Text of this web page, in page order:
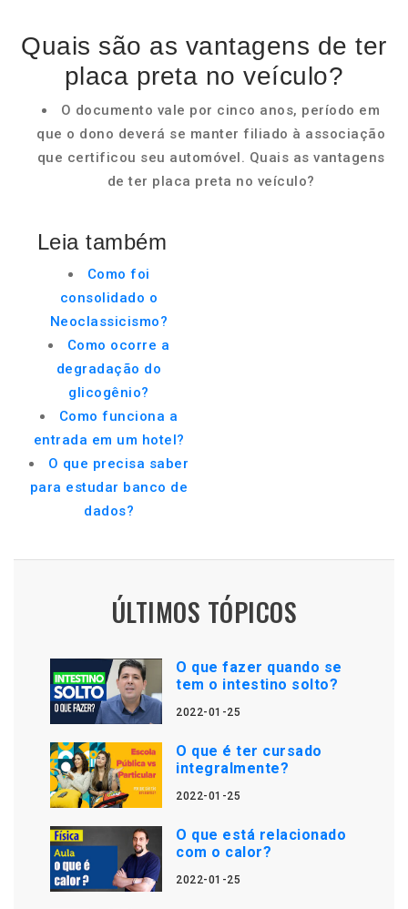
Quais são as vantagens de ter
placa preta no veículo?
O documento vale por cinco anos, período em
que o dono deverá se manter filiado à associação
que certificou seu automóvel. Quais as vantagens
de ter placa preta no veículo?
Leia também
Como foi
consolidado o
Neoclassicismo?
Como ocorre a
degradação do
glicogênio?
Como funciona a
entrada em um hotel?
O que precisa saber
para estudar banco de
dados?
ÚLTIMOS TÓPICOS
O que fazer quando se
tem o intestino solto?
2022-01-25
O que é ter cursado
integralmente?
2022-01-25
O que está relacionado
com o calor?
2022-01-25